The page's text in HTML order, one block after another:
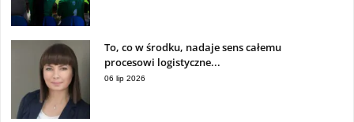
To, co w środku, nadaje sens całemu
procesowi logistyczne...
06 lip 2026